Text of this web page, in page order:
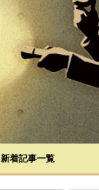
新着記事一覧